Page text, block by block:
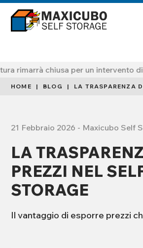
chiusa per un intervento di
HOME BLOG LA TRASPARENZA DEI
21 Febbraio 2026 - Maxicubo Self
LA
PREZZI NEL
STORAGE
Il vantaggio di esporre prezzi